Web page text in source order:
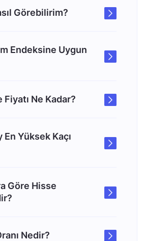
Görebilirim?
Endeksine Uygun
Fiyatı Ne Kadar?
En Yüksek Kaçı
Göre Hisse
Nedir?